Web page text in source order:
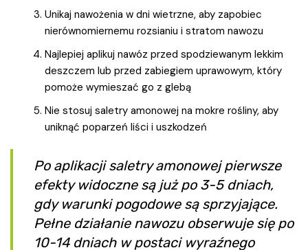
Unikaj nawożenia w dni wietrzne, aby zapobiec
nierównomiernemu rozsianiu i stratom nawozu
Najlepiej aplikuj nawóz przed spodziewanym lekkim
deszczem lub przed zabiegiem uprawowym, który
pomoże wymieszać go z glebą
Nie stosuj saletry amonowej na mokre rośliny, aby
uniknąć poparzeń liści i uszkodzeń
Po aplikacji saletry amonowej pierwsze
efekty widoczne są już po 3-5 dniach,
gdy warunki pogodowe są sprzyjające.
Pełne działanie nawozu obserwuje się po
10-14 dniach w postaci wyraźnego